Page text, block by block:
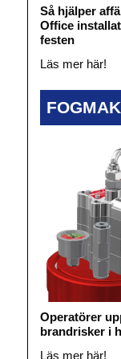
Så hjälper
Office
festen
Läs mer här!
Operatörer
brandrisker i
Läs mer här!